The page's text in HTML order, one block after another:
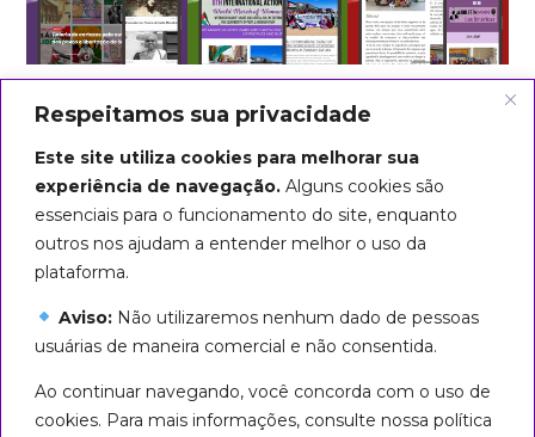
Respeitamos sua privacidade
Este site utiliza cookies para melhorar sua
experiência de navegação. Alguns cookies são
essenciais para o funcionamento do site, enquanto
outros nos ajudam a entender melhor o uso da
plataforma.
Aviso:Não utilizaremos nenhum dado de pessoas
usuárias de maneira comercial e não consentida.
Ao continuar navegando, você concorda com o uso de
cookies. Para mais informações, consulte nossa política
Seguiremos em marcha até que
todas sejamos livres!